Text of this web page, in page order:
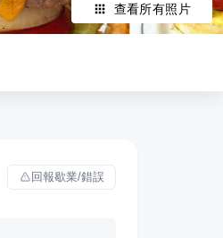
查看所有照片
回報歇業/錯誤